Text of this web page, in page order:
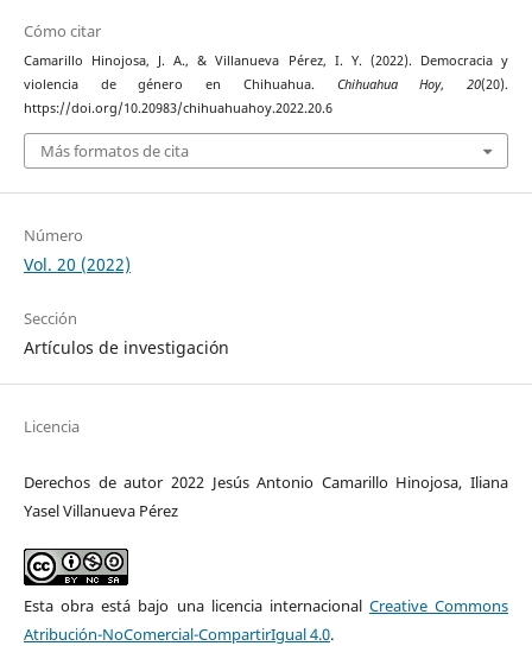
Cómo citar
Camarillo Hinojosa, J. A., & Villanueva Pérez, I. Y. (2022). Democracia y
violencia de género en Chihuahua. Chihuahua Hoy,20(20).
https://doi.org/10.20983/chihuahuahoy.2022.20.6
Más formatos de cita
Número
Vol. 20 (2022)
Sección
Artículos de investigación
Licencia
Derechos de autor 2022 Jesús Antonio Camarillo Hinojosa, Iliana
Yasel Villanueva Pérez
Esta obra está bajo una licencia internacional Creative Commons
Atribución-NoComercial-CompartirIgual 4.0.